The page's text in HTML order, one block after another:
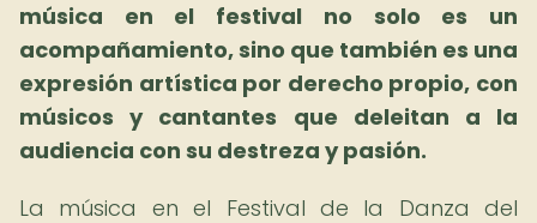
música en el festival no solo es un
acompañamiento, sino que también es una
expresión artística por derecho propio, con
músicos y cantantes que deleitan a la
audiencia con su destreza y pasión.
La música en el Festival de la Danza del